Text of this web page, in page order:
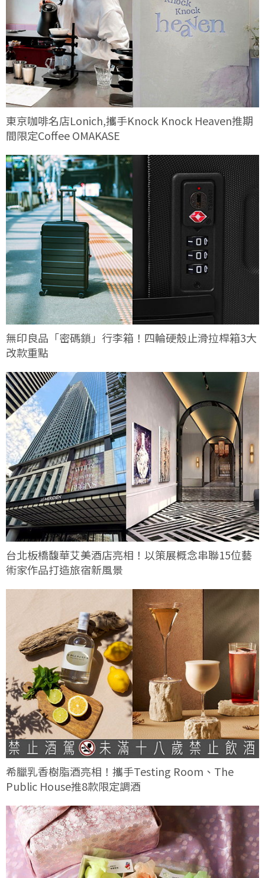
東京咖啡名店Lonich,攜手Knock Knock Heaven推期
間限定Coffee OMAKASE
無印良品「密碼鎖」行李箱！四輪硬殼止滑拉桿箱3大
改款重點
台北板橋馥華艾美酒店亮相！以策展概念串聯15位藝
術家作品打造旅宿新風景
希臘乳香樹脂酒亮相！攜手Testing Room、The
Public House推8款限定調酒